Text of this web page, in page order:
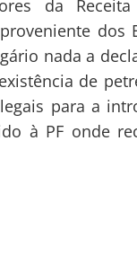
da
nada a
de
para a
à PF onde